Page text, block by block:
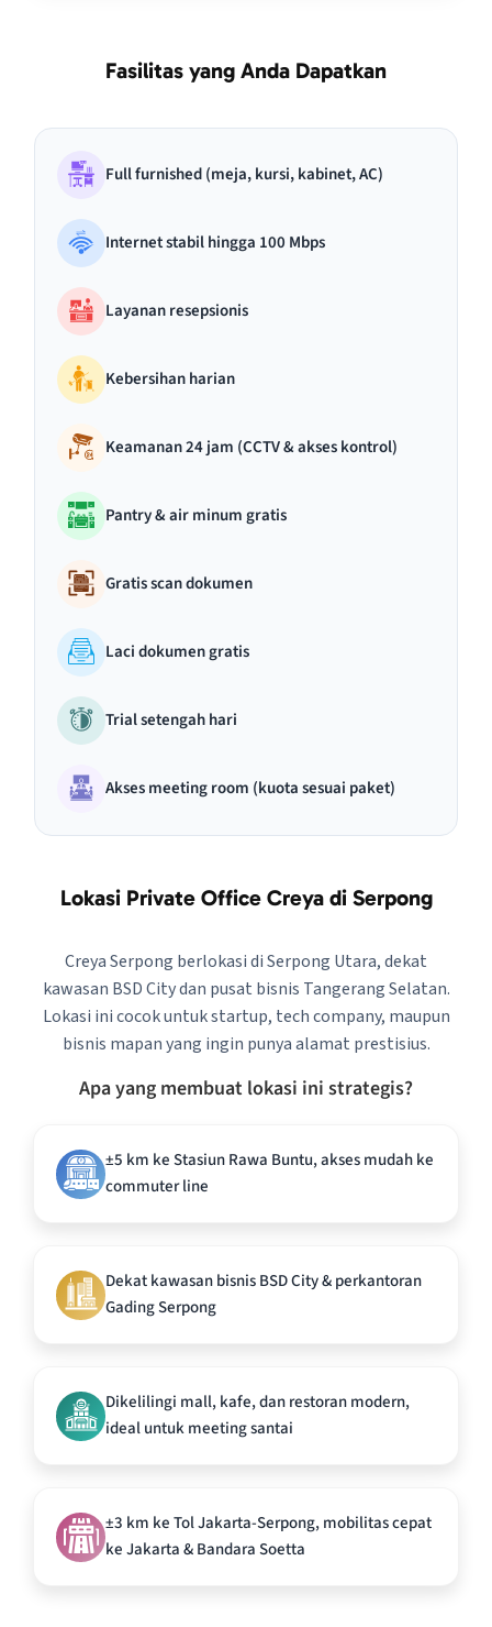
Fasilitas yang Anda Dapatkan
Full furnished (meja, kursi, kabinet, AC)
Internet stabil hingga 100 Mbps
Layanan resepsionis
Kebersihan harian
Keamanan 24 jam (CCTV & akses kontrol)
Pantry & air minum gratis
Gratis scan dokumen
Laci dokumen gratis
Trial setengah hari
Akses meeting room (kuota sesuai paket)
Lokasi Private Office Creya di Serpong
Creya Serpong berlokasi di Serpong Utara, dekat
kawasan BSD City dan pusat bisnis Tangerang Selatan.
Lokasi ini cocok untuk startup, tech company, maupun
bisnis mapan yang ingin punya alamat prestisius.
Apa yang membuat lokasi ini strategis?
±5 km ke Stasiun Rawa Buntu, akses mudah ke
commuter line
Dekat kawasan bisnis BSD City & perkantoran
Gading Serpong
Dikelilingi mall, kafe, dan restoran modern,
ideal untuk meeting santai
±3 km ke Tol Jakarta-Serpong, mobilitas cepat
ke Jakarta & Bandara Soetta